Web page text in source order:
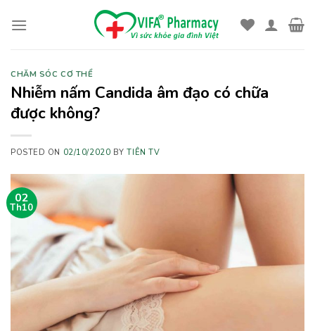
CHĂM SÓC CƠ THỂ
Nhiễm nấm Candida âm đạo có chữa
được không?
POSTED ON 02/10/2020 BYTIÊN TV
02
Th10